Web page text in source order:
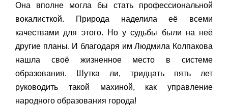
Она вполне могла бы стать профессиональной
вокалисткой. Природа наделила её всеми
качествами для этого. Но у судьбы были на неё
другие планы. И благодаря им Людмила Колпакова
нашла своё жизненное место в системе
образования. Шутка ли, тридцать пять лет
руководить такой махиной, как управление
народного образования города!